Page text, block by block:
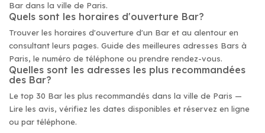
Bar dans la ville de Paris.
Quels sont les horaires d'ouverture Bar?
Trouver les horaires d'ouverture d'un Bar et au alentour en
consultant leurs pages. Guide des meilleures adresses Bars à
Paris, le numéro de téléphone ou prendre rendez-vous.
Quelles sont les adresses les plus recommandées
des Bar?
Le top 30 Bar les plus recommandés dans la ville de Paris —
Lire les avis, vérifiez les dates disponibles et réservez en ligne
ou par téléphone.